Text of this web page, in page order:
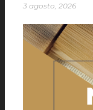
3 agosto, 2026